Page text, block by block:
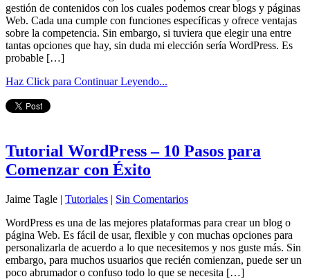
gestión de contenidos con los cuales podemos crear blogs y páginas
Web. Cada una cumple con funciones específicas y ofrece ventajas
sobre la competencia. Sin embargo, si tuviera que elegir una entre
tantas opciones que hay, sin duda mi elección sería WordPress. Es
probable […]
Haz Click para Continuar Leyendo...
Tutorial WordPress – 10 Pasos para
Comenzar con Éxito
Jaime Tagle | Tutoriales | Sin Comentarios
WordPress es una de las mejores plataformas para crear un blog o
página Web. Es fácil de usar, flexible y con muchas opciones para
personalizarla de acuerdo a lo que necesitemos y nos guste más. Sin
embargo, para muchos usuarios que recién comienzan, puede ser un
poco abrumador o confuso todo lo que se necesita […]